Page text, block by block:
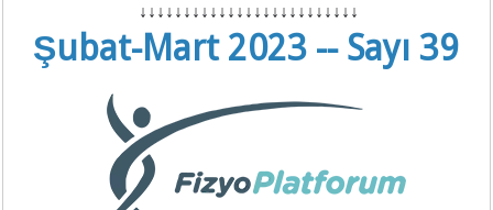
↓ ↓ ↓ ↓ ↓ ↓ ↓ ↓ ↓ ↓ ↓ ↓ ↓ ↓ ↓ ↓ ↓ ↓ ↓ ↓ ↓ ↓ ↓ ↓ ↓
Şubat-Mart 2023 -- Sayı 39